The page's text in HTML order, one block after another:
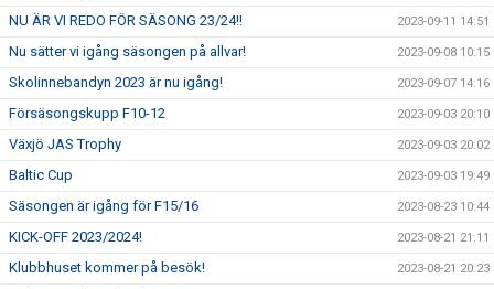
NU ÄR VI REDO FÖR SÄSONG 23/24!! 2023-09-11 14:51
Nu sätter vi igång säsongen på allvar! 2023-09-08 10:15
Skolinnebandyn 2023 är nu igång! 2023-09-07 14:16
Försäsongskupp F10-12 2023-09-03 20:10
Växjö JAS Trophy 2023-09-03 20:02
Baltic Cup 2023-09-03 19:49
Säsongen är igång för F15/16 2023-08-23 10:44
KICK-OFF 2023/2024! 2023-08-21 21:11
Klubbhuset kommer på besök! 2023-08-21 20:23